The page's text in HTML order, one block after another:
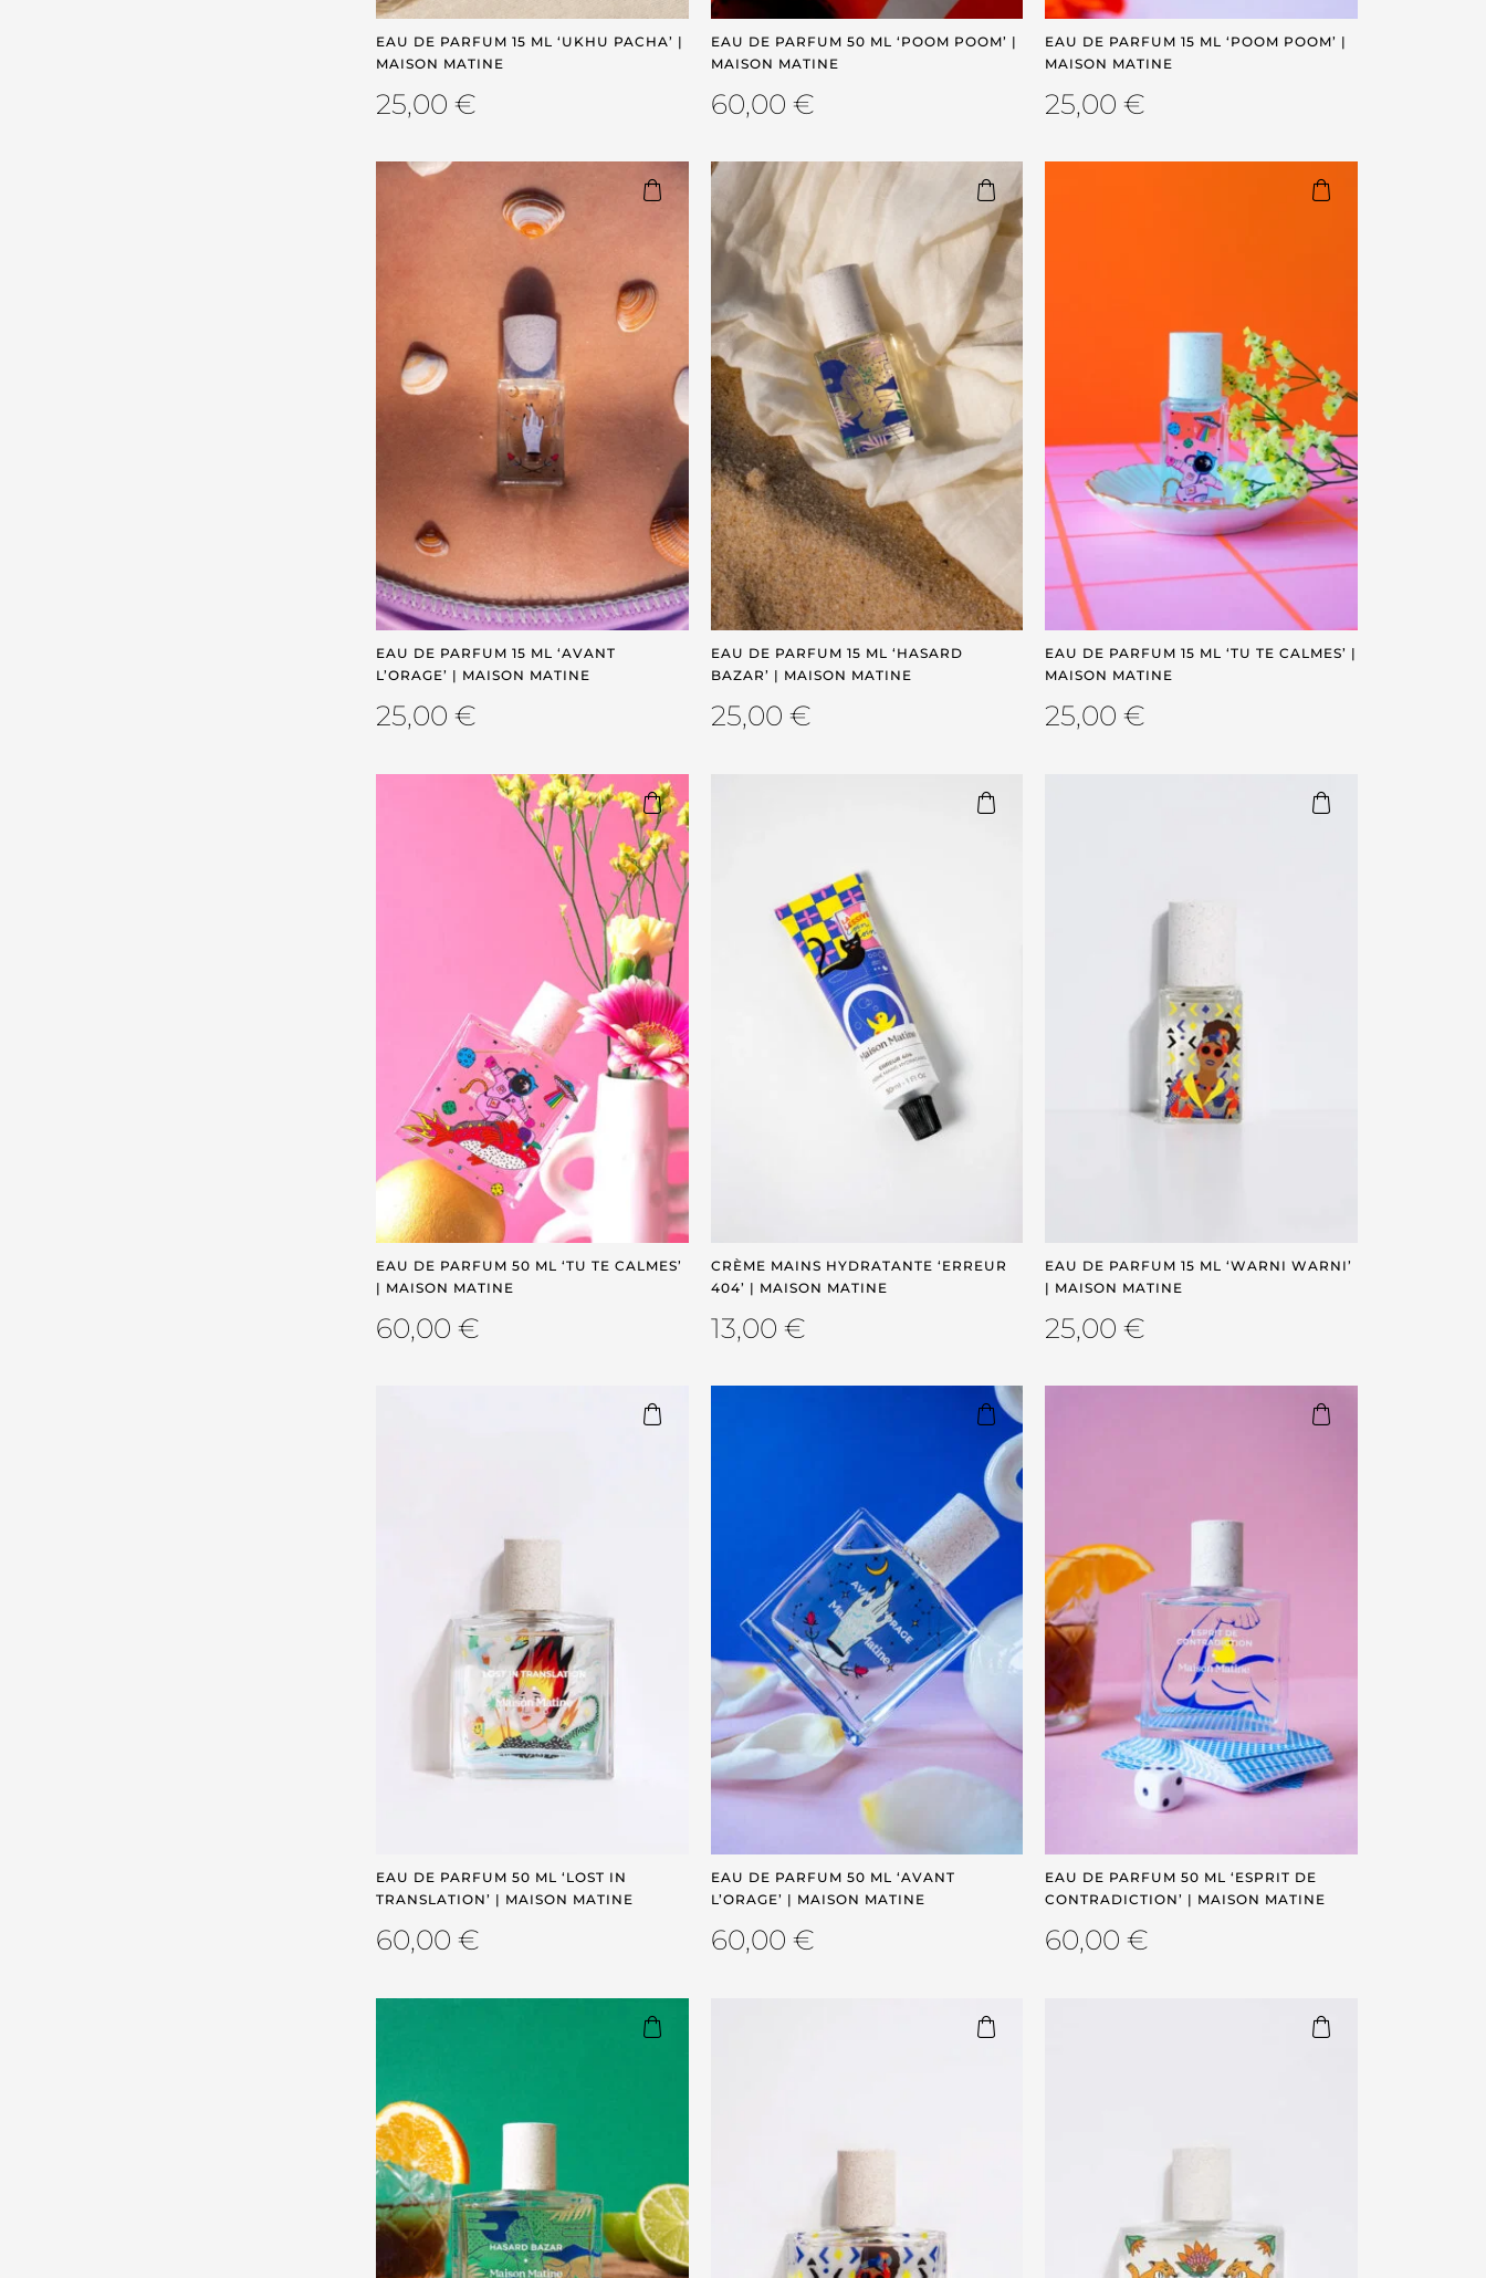
EAU DE PARFUM 15 ML ‘UKHU PACHA’ |
MAISON MATINE
25,00 €
EAU DE PARFUM 50 ML ‘POOM POOM’ |
MAISON MATINE
60,00 €
EAU DE PARFUM 15 ML ‘POOM POOM’ |
MAISON MATINE
25,00€
EAU DE PARFUM 15 ML ‘AVANT
L’ORAGE’ | MAISON MATINE
25,00 €
EAU DE PARFUM 15 ML ‘HASARD
BAZAR’ | MAISON MATINE
25,00 €
EAU DE PARFUM 15 ML ‘TU TE CALMES’ |
MAISON MATINE
25,00€
EAU DE PARFUM 50 ML ‘TU TE CALMES’
| MAISON MATINE
60,00 €
CRÈME MAINS HYDRATANTE ‘ERREUR
404’ | MAISON MATINE
13,00 €
EAU DE PARFUM 15 ML ‘WARNI WARNI’
| MAISON MATINE
25,00€
EAU DE PARFUM 50 ML ‘LOST IN
TRANSLATION’ | MAISON MATINE
60,00 €
EAU DE PARFUM 50 ML ‘AVANT
L’ORAGE’ | MAISON MATINE
60,00 €
EAU DE PARFUM 50 ML ‘ESPRIT DE
CONTRADICTION’ | MAISON MATINE
60,00€